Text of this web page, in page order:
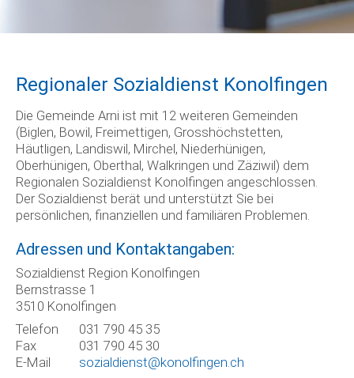
Regionaler Sozialdienst Konolfingen
Die Gemeinde Arni ist mit 12 weiteren Gemeinden
(Biglen, Bowil, Freimettigen, Grosshöchstetten,
Häutligen, Landiswil, Mirchel, Niederhünigen,
Oberhünigen, Oberthal, Walkringen und Zäziwil) dem
Regionalen Sozialdienst Konolfingen angeschlossen.
Der Sozialdienst berät und unterstützt Sie bei
persönlichen, finanziellen und familiären Problemen.
Adressen und Kontaktangaben:
Sozialdienst Region Konolfingen
Bernstrasse 1
3510 Konolfingen
Telefon
031 790 45 35
Fax
031 790 45 30
E-Mail
sozialdienst@konolfingen.ch